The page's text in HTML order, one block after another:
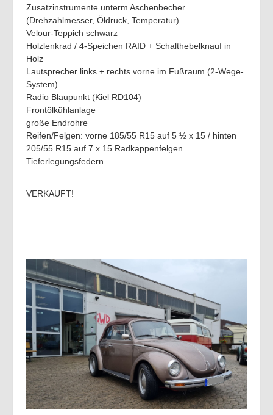
Zusatzinstrumente unterm Aschenbecher
(Drehzahlmesser, Öldruck, Temperatur)
Velour-Teppich schwarz
Holzlenkrad / 4-Speichen RAID + Schalthebelknauf in
Holz
Lautsprecher links + rechts vorne im Fußraum (2-Wege-
System)
Radio Blaupunkt (Kiel RD104)
Frontölkühlanlage
große Endrohre
Reifen/Felgen: vorne 185/55 R15 auf 5 ½ x 15 / hinten
205/55 R15 auf 7 x 15 Radkappenfelgen
Tieferlegungsfedern
VERKAUFT!